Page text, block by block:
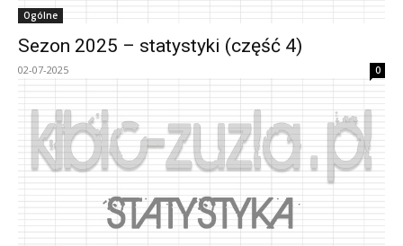
Ogólne
Sezon 2025 – statystyki (część 4)
02-07-2025 0